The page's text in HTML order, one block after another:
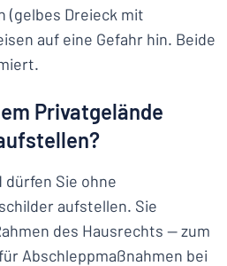
(gelbes Dreieck mit
auf eine Gefahr hin. Beide
Privatgelände
dürfen Sie ohne
aufstellen. Sie
des Hausrechts — zum
Abschleppmaßnahmen bei